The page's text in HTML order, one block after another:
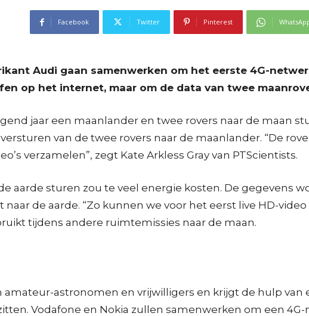
Facebook Twitter Pinterest
Audi gaan samenwerken om het eerste 4G-
op het internet, maar om de data van twee
jaar een maanlander en twee rovers naar de maan
van de twee rovers naar de maanlander. “De
verzamelen”, zegt Kate Arkless Gray van PTScientists.
aarde sturen zou te veel energie kosten. De gegevens
de aarde. “Zo kunnen we voor het eerst live HD-
tijdens andere ruimtemissies naar de maan.
amateur-astronomen en vrijwilligers en krijgt de hulp
Vodafone en Nokia zullen samenwerken om een